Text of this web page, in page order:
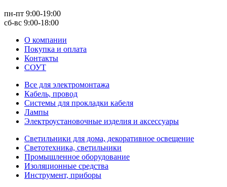
пн-пт 9:00-19:00
сб-вс 9:00-18:00
О компании
Покупка и оплата
Контакты
СОУТ
Все для электромонтажа
Кабель, провод
Системы для прокладки кабеля
Лампы
Электроустановочные изделия и аксессуары
Светильники для дома, декоративное освещение
Светотехника, светильники
Промышленное оборудование
Изоляционные средства
Инструмент, приборы